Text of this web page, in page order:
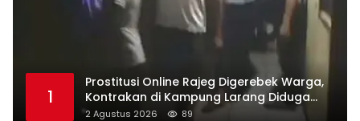
1
Prostitusi Online Rajeg Digerebek Warga,
Kontrakan di Kampung Larang Diduga
Jadi Sarang Maksiat
2 Agustus 2026 89